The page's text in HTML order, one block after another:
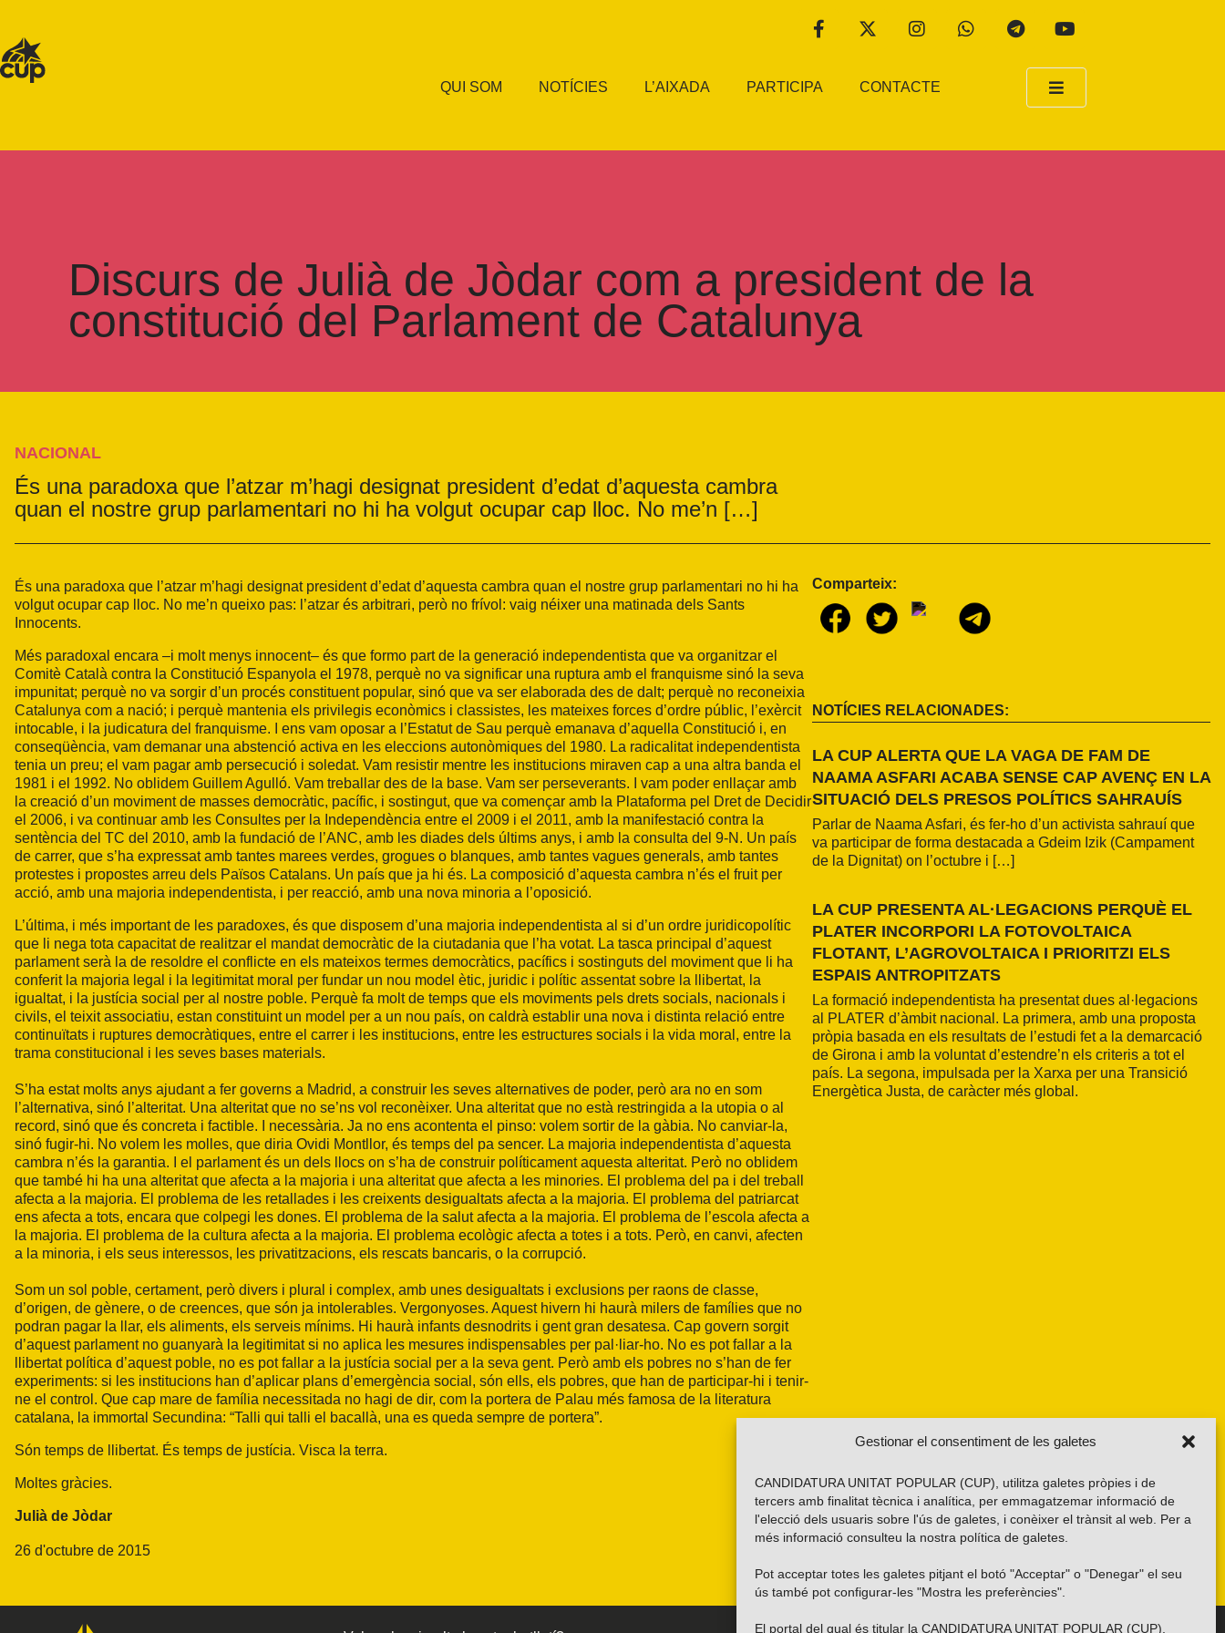
Gestionar el consentiment de les galetes
CANDIDATURA UNITAT POPULAR (CUP), utilitza galetes pròpies i de
tercers amb finalitat tècnica i analítica, per emmagatzemar informació de
l'elecció dels usuaris sobre l'ús de galetes, i conèixer el trànsit al web. Per a
més informació consulteu la nostra política de galetes
Pot acceptar totes les galetes pitjant el botó "Acceptar" o "Denegar" el seu
ús també pot configurar-les "Mostra les preferències".
El portal del qual és titular la CANDIDATURA UNITAT POPULAR (CUP),
QUI SOM NOTÍCIES L’AIXADA PARTICIPA CONTACTE
Discurs de Julià de Jòdar com a president de la
constitució del Parlament de Catalunya
NACIONAL
És una paradoxa que l’atzar m’hagi designat president d’edat d’aquesta cambra
quan el nostre grup parlamentari no hi ha volgut ocupar cap lloc. No me’n […]
És una paradoxa que l’atzar m’hagi designat president d’edat d’aquesta cambra quan el nostre grup parlamentari no hi ha
volgut ocupar cap lloc. No me’n queixo pas: l’atzar és arbitrari, però no frívol: vaig néixer una matinada dels Sants
Innocents.
Més paradoxal encara –i molt menys innocent– és que formo part de la generació independentista que va organitzar el
Comitè Català contra la Constitució Espanyola el 1978, perquè no va significar una ruptura amb el franquisme sinó la seva
impunitat; perquè no va sorgir d’un procés constituent popular, sinó que va ser elaborada des de dalt; perquè no reconeixia
Catalunya com a nació; i perquè mantenia els privilegis econòmics i classistes, les mateixes forces d’ordre públic, l’exèrcit
intocable, i la judicatura del franquisme. I ens vam oposar a l’Estatut de Sau perquè emanava d’aquella Constitució i, en
conseqüència, vam demanar una abstenció activa en les eleccions autonòmiques del 1980. La radicalitat independentista
tenia un preu; el vam pagar amb persecució i soledat. Vam resistir mentre les institucions miraven cap a una altra banda el
1981 i el 1992. No oblidem Guillem Agulló. Vam treballar des de la base. Vam ser perseverants. I vam poder enllaçar amb
la creació d’un moviment de masses democràtic, pacífic, i sostingut, que va començar amb la Plataforma pel Dret de Decidir
el 2006, i va continuar amb les Consultes per la Independència entre el 2009 i el 2011, amb la manifestació contra la
sentència del TC del 2010, amb la fundació de l’ANC, amb les diades dels últims anys, i amb la consulta del 9-N. Un país
de carrer, que s’ha expressat amb tantes marees verdes, grogues o blanques, amb tantes vagues generals, amb tantes
protestes i propostes arreu dels Països Catalans. Un país que ja hi és. La composició d’aquesta cambra n’és el fruit per
acció, amb una majoria independentista, i per reacció, amb una nova minoria a l’oposició.
L’última, i més important de les paradoxes, és que disposem d’una majoria independentista al si d’un ordre juridicopolític
que li nega tota capacitat de realitzar el mandat democràtic de la ciutadania que l’ha votat. La tasca principal d’aquest
parlament serà la de resoldre el conflicte en els mateixos termes democràtics, pacífics i sostinguts del moviment que li ha
conferit la majoria legal i la legitimitat moral per fundar un nou model ètic, juridic i polític assentat sobre la llibertat, la
igualtat, i la justícia social per al nostre poble. Perquè fa molt de temps que els moviments pels drets socials, nacionals i
civils, el teixit associatiu, estan constituint un model per a un nou país, on caldrà establir una nova i distinta relació entre
continuïtats i ruptures democràtiques, entre el carrer i les institucions, entre les estructures socials i la vida moral, entre la
trama constitucional i les seves bases materials.
S’ha estat molts anys ajudant a fer governs a Madrid, a construir les seves alternatives de poder, però ara no en som
l’alternativa, sinó l’alteritat. Una alteritat que no se’ns vol reconèixer. Una alteritat que no està restringida a la utopia o al
record, sinó que és concreta i factible. I necessària. Ja no ens acontenta el pinso: volem sortir de la gàbia. No canviar-la,
sinó fugir-hi. No volem les molles, que diria Ovidi Montllor, és temps del pa sencer. La majoria independentista d’aquesta
cambra n’és la garantia. I el parlament és un dels llocs on s’ha de construir políticament aquesta alteritat. Però no oblidem
que també hi ha una alteritat que afecta a la majoria i una alteritat que afecta a les minories. El problema del pa i del treball
afecta a la majoria. El problema de les retallades i les creixents desigualtats afecta a la majoria. El problema del patriarcat
ens afecta a tots, encara que colpegi les dones. El problema de la salut afecta a la majoria. El problema de l’escola afecta a
la majoria. El problema de la cultura afecta a la majoria. El problema ecològic afecta a totes i a tots. Però, en canvi, afecten
a la minoria, i els seus interessos, les privatitzacions, els rescats bancaris, o la corrupció.
Som un sol poble, certament, però divers i plural i complex, amb unes desigualtats i exclusions per raons de classe,
d’origen, de gènere, o de creences, que són ja intolerables. Vergonyoses. Aquest hivern hi haurà milers de famílies que no
podran pagar la llar, els aliments, els serveis mínims. Hi haurà infants desnodrits i gent gran desatesa. Cap govern sorgit
d’aquest parlament no guanyarà la legitimitat si no aplica les mesures indispensables per pal·liar-ho. No es pot fallar a la
llibertat política d’aquest poble, no es pot fallar a la justícia social per a la seva gent. Però amb els pobres no s’han de fer
experiments: si les institucions han d’aplicar plans d’emergència social, són ells, els pobres, que han de participar-hi i tenir-
ne el control. Que cap mare de família necessitada no hagi de dir, com la portera de Palau més famosa de la literatura
catalana, la immortal Secundina: “Talli qui talli el bacallà, una es queda sempre de portera”.
Són temps de llibertat. És temps de justícia. Visca la terra.
Moltes gràcies.
Julià de Jòdar
26 d'octubre de 2015
Comparteix:
NOTÍCIES RELACIONADES:
LA CUP ALERTA QUE LA VAGA DE FAM DE
NAAMA ASFARI ACABA SENSE CAP AVENÇ EN LA
SITUACIÓ DELS PRESOS POLÍTICS SAHRAUÍS
Parlar de Naama Asfari, és fer-ho d’un activista sahrauí que
va participar de forma destacada a Gdeim Izik (Campament
de la Dignitat) on l’octubre i […]
LA CUP PRESENTA AL·LEGACIONS PERQUÈ EL
PLATER INCORPORI LA FOTOVOLTAICA
FLOTANT, L’AGROVOLTAICA I PRIORITZI ELS
ESPAIS ANTROPITZATS
La formació independentista ha presentat dues al·legacions
al PLATER d’àmbit nacional. La primera, amb una proposta
pròpia basada en els resultats de l’estudi fet a la demarcació
de Girona i amb la voluntat d’estendre’n els criteris a tot el
país. La segona, impulsada per la Xarxa per una Transició
Energètica Justa, de caràcter més global.